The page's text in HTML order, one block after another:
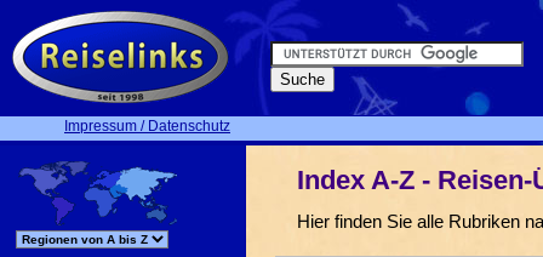
Impressum / Datenschutz
Index A-Z -
Hier finden Sie alle Rubriken